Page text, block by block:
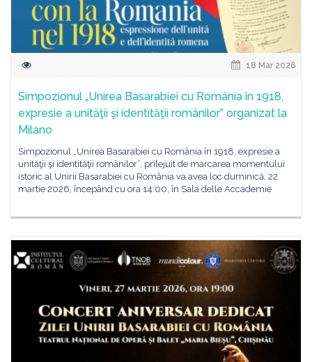
18 Mar 2026
Simpozionul „Unirea Basarabiei cu România în 1918,
expresie a unităţii şi identităţii românilor” organizat la
Milano
Simpozionul „Unirea Basarabiei cu România în 1918, expresie a
unităţii şi identităţii românilor”, prilejuit de marcarea momentului
istoric al Unirii Basarabiei cu România va avea loc duminică, 22
martie 2026, începând cu ora 14:00, în Sala delle Accademie